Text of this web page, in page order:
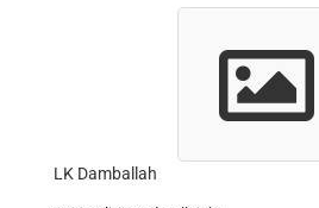
LK Damballah